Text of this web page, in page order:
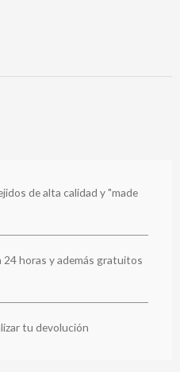
de alta calidad y "made
horas y además gratuitos
tu devolución